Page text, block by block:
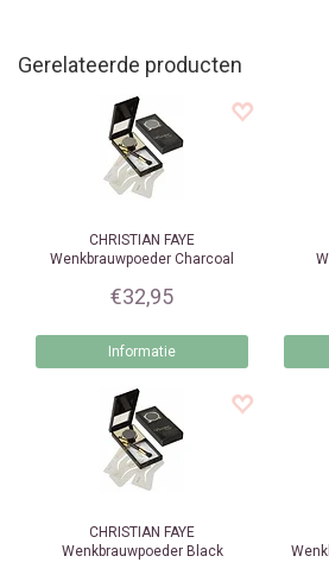
Gerelateerde producten
CHRISTIAN FAYE
Wenkbrauwpoeder Charcoal
€32,95
Informatie
CHRISTIAN FAYE
Wenkbrauwpoeder Black